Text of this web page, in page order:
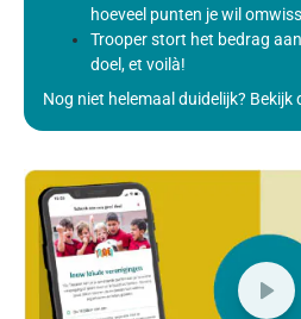
hoeveel punten je wil
Trooper stort het bedrag
doel, et voilà!
Nog niet helemaal duidelijk? Bekijk